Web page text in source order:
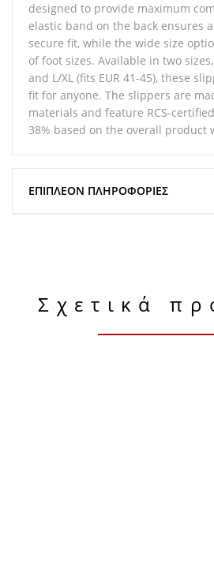
designed to provide maximum
elastic band on the back ensures
secure fit, while the wide size
of foot sizes. Available in two
and L/XL (fits EUR 41-45), these
fit for anyone. The slippers are
materials and feature RCS-
38% based on the overall product
ΕΠΙΠΛΈΟΝ ΠΛΗΡΟΦΟΡΊΕΣ
Σχετικά